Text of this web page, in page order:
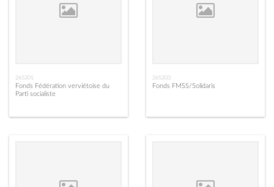
265201
Fonds Fédération verviétoise du
Parti socialiste
265203
Fonds FMSS/Solidaris